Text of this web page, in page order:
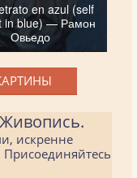
en azul (self
in blue) — Рамон
Овьедо
искренне